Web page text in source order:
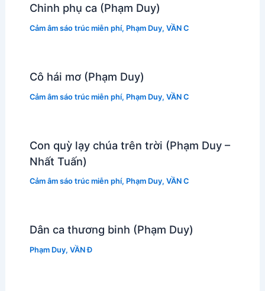
Chinh phụ ca (Phạm Duy)
Cảm âm sáo trúc miễn phí, Phạm Duy, VẦN C
Cô hái mơ (Phạm Duy)
Cảm âm sáo trúc miễn phí, Phạm Duy, VẦN C
Con quỳ lạy chúa trên trời (Phạm Duy –
Nhất Tuấn)
Cảm âm sáo trúc miễn phí, Phạm Duy, VẦN C
Dân ca thương binh (Phạm Duy)
Phạm Duy, VẦN Đ